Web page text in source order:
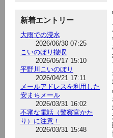
新着エントリー
大雨での浸水
2026/06/30 07:25
こいのぼり撤収
2026/05/17 15:10
平野川こいのぼり
2026/04/21 17:11
メールアドレスを利用した
安まちメール
2026/03/31 16:02
不審な電話（警察官かた
り）に注意！
2026/03/31 15:48